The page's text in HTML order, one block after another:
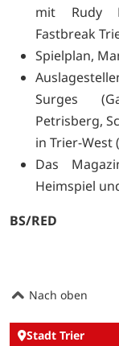
mit Rudy
Fastbreak
Spielplan,
Surges
Petrisberg,
in Trier-West
Das
Heimspiel
BS/RED
Nach oben
Stadt Trier